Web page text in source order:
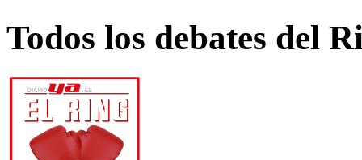
Todos los debates del